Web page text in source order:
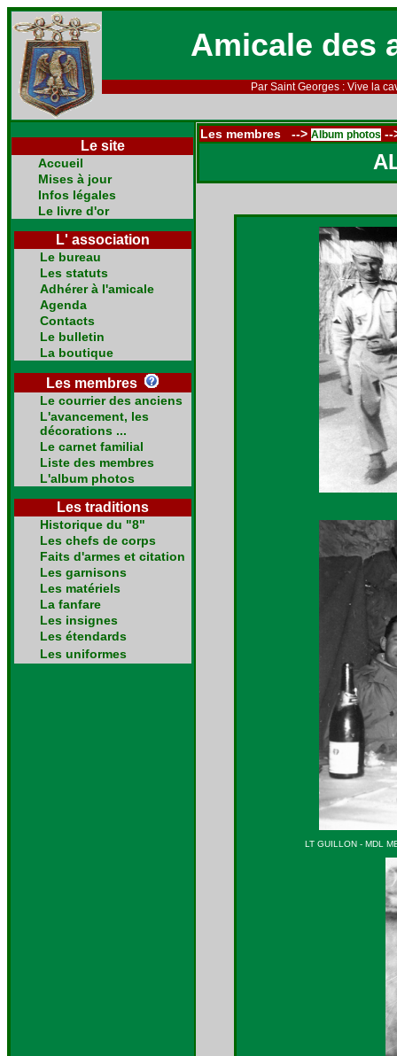
Amicale des
Par Saint Georges : Vive la
Le site
Accueil
Mises à jour
Infos légales
Le livre d'or
L' association
Le bureau
Les statuts
Adhérer à l'amicale
Agenda
Contacts
Le bulletin
La boutique
Les membres
Le courrier des anciens
L'avancement, les
décorations ...
Le carnet familial
Liste des membres
L'album photos
Les traditions
Historique du "8"
Les chefs de corps
Faits d'armes et citation
Les garnisons
Les matériels
La fanfare
Les insignes
Les étendards
Les uniformes
Les membres --> Album photos --
LT GUILLON - MDL